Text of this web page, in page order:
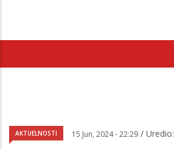
AKTUELNOSTI 15 Jun, 2024 - 22:29 / Uredio: